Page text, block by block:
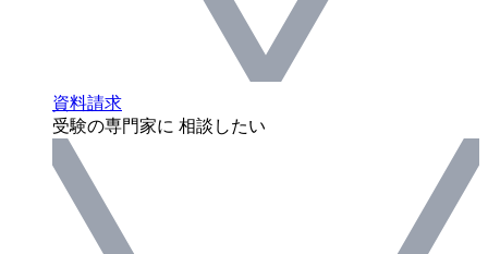
資料請求
受験の専門家に 相談したい